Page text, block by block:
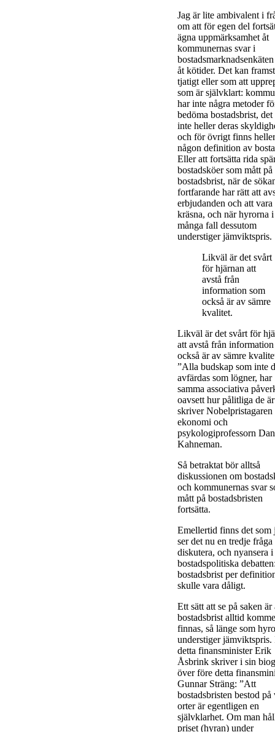
Jag är lite ambivalent i
om att för egen del
ägna uppmärksamhet åt
kommunernas svar i
åt kötider. Det kan
tjatigt eller som att
som är självklart:
har inte några metoder
bedöma bostadsbrist, det
inte heller deras
och för övrigt finns
någon definition av
Eller att fortsätta rida
bostadsköer som mått på
bostadsbrist, när de
fortfarande har rätt att
erbjudanden och att vara
kräsna, och när hyrorna i
många fall dessutom
understiger jämviktspris.
Likväl är det svårt
för hjärnan att
avstå från
information som
också är av sämre
kvalitet.
Likväl är det svårt för
att avstå från
också är av sämre
”Alla budskap som inte
avfärdas som lögner, har
samma associativa
oavsett hur pålitliga de
skriver Nobelpristagaren
ekonomi och
psykologiprofessorn
Kahneman.
Så betraktat bör alltså
diskussionen om
och kommunernas svar
mått på bostadsbristen
fortsätta.
Emellertid finns det som
ser det nu en tredje fråga
diskutera, och nyansera i
bostadspolitiska
bostadsbrist per
skulle vara dåligt.
Ett sätt att se på saken är
bostadsbrist alltid
finnas, så länge som
understiger jämviktspris.
detta finansminister Erik
Åsbrink skriver i sin
över före detta
Gunnar Sträng: ”Att
bostadsbristen bestod på
orter är egentligen en
självklarhet. Om man
priset (hyran) under